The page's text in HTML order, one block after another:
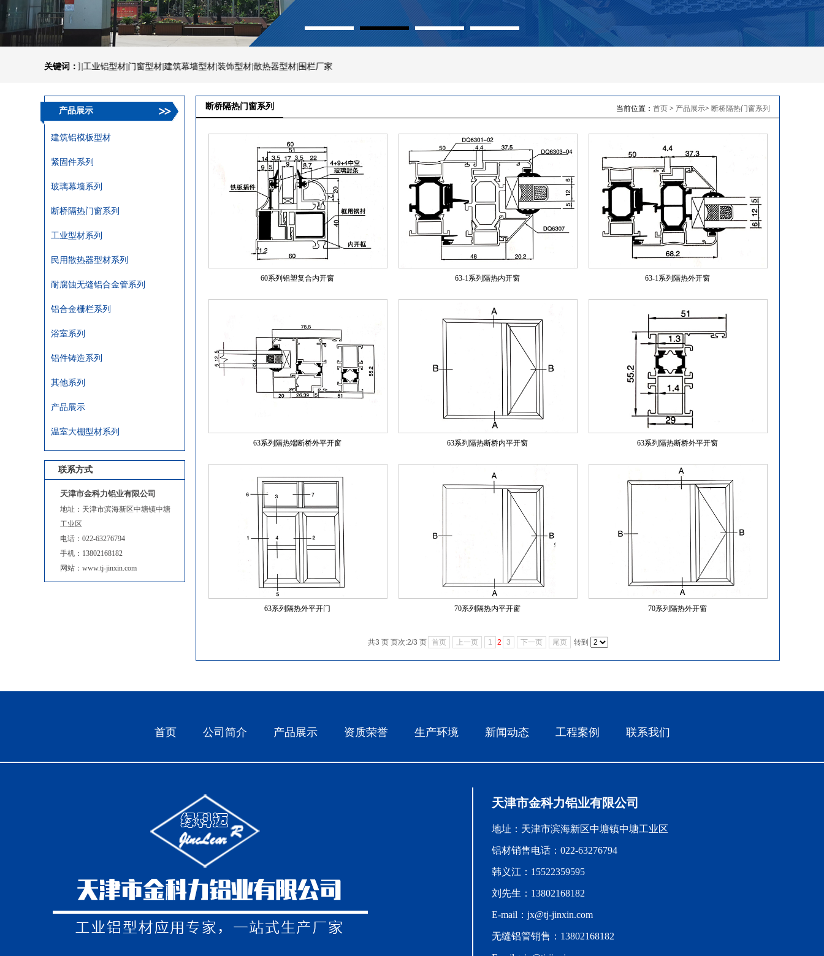
关键词：
有限公司|工业铝型材|门窗型材|建筑幕墙型材|装饰型材|散热器型材|围栏厂家
产品展示
建筑铝模板型材
紧固件系列
玻璃幕墙系列
断桥隔热门窗系列
工业型材系列
民用散热器型材系列
耐腐蚀无缝铝合金管系列
铝合金栅栏系列
浴室系列
铝件铸造系列
其他系列
产品展示
温室大棚型材系列
联系方式
天津市金科力铝业有限公司
地址：天津市滨海新区中塘镇中塘
工业区
电话：022-63276794
手机：13802168182
网站：www.tj-jinxin.com
当前位置： 首页 > 产品展示> 断桥隔热门窗系列
断桥隔热门窗系列
60系列铝塑复合内开窗 63-1系列隔热内开窗 63-1系列隔热外开窗
63系列隔热端断桥外平开窗 63系列隔热断桥内平开窗 63系列隔热断桥外平开窗
63系列隔热外平开门 70系列隔热内平开窗 70系列隔热外开窗
共3 页 页次:2/3 页 首页 上一页 1 2 3 下一页 尾页 转到
首页 公司简介 产品展示 资质荣誉 生产环境 新闻动态 工程案例 联系我们
天津市金科力铝业有限公司
地址：天津市滨海新区中塘镇中塘工业区
铝材销售电话：022-63276794
韩义江：15522359595
刘先生：13802168182
E-mail：jx@tj-jinxin.com
无缝铝管销售：13802168182